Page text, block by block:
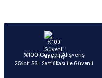
Ürün açıklamasında eksik
Ürün bilgilerinde hatalar
Ürün fiyatı diğer sitelerden
Sitemize ilk
%100 Güvenli Alışveriş
256bit SSL Sertifikası ile Güvenli